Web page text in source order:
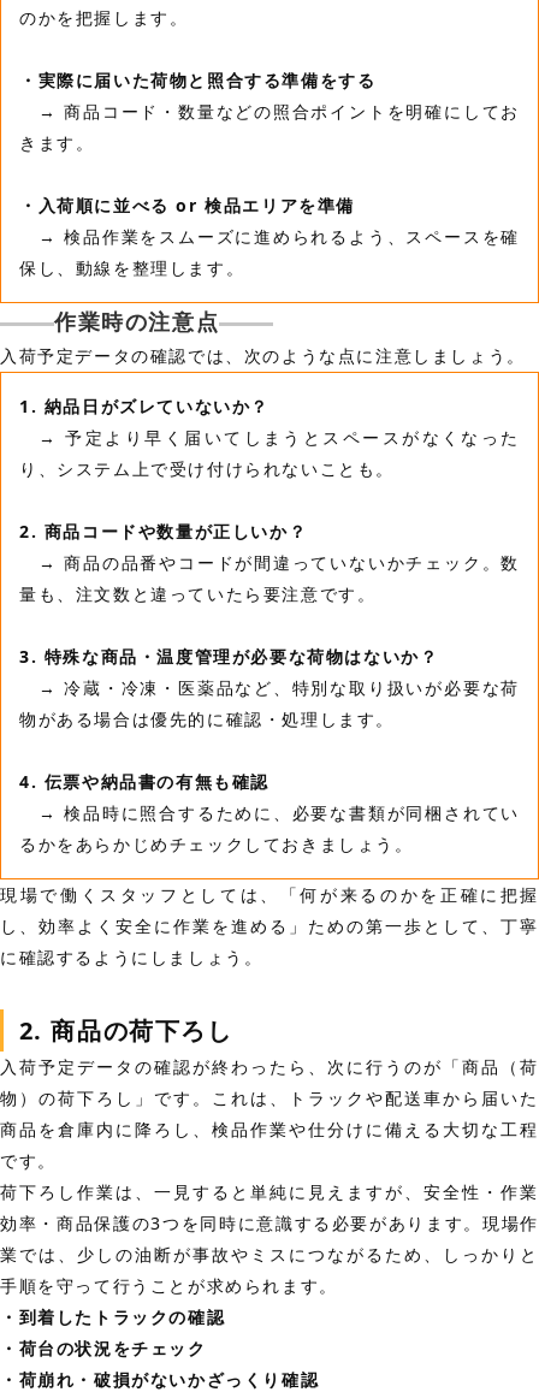
のかを把握します。
・実際に届いた荷物と照合する準備をする
→ 商品コード・数量などの照合ポイントを明確にしてお
きます。
・入荷順に並べる or 検品エリアを準備
→ 検品作業をスムーズに進められるよう、スペースを確
保し、動線を整理します。
作業時の注意点
入荷予定データの確認では、次のような点に注意しましょう。
1. 納品日がズレていないか？
→ 予定より早く届いてしまうとスペースがなくなった
り、システム上で受け付けられないことも。
2. 商品コードや数量が正しいか？
→ 商品の品番やコードが間違っていないかチェック。数
量も、注文数と違っていたら要注意です。
3. 特殊な商品・温度管理が必要な荷物はないか？
→ 冷蔵・冷凍・医薬品など、特別な取り扱いが必要な荷
物がある場合は優先的に確認・処理します。
4. 伝票や納品書の有無も確認
→ 検品時に照合するために、必要な書類が同梱されてい
るかをあらかじめチェックしておきましょう。
現場で働くスタッフとしては、「何が来るのかを正確に把握
し、効率よく安全に作業を進める」ための第一歩として、丁寧
に確認するようにしましょう。
2. 商品の荷下ろし
入荷予定データの確認が終わったら、次に行うのが「商品（荷
物）の荷下ろし」です。これは、トラックや配送車から届いた
商品を倉庫内に降ろし、検品作業や仕分けに備える大切な工程
です。
荷下ろし作業は、一見すると単純に見えますが、安全性・作業
効率・商品保護の3つを同時に意識する必要があります。現場作
業では、少しの油断が事故やミスにつながるため、しっかりと
手順を守って行うことが求められます。
・到着したトラックの確認
・荷台の状況をチェック
・荷崩れ・破損がないかざっくり確認